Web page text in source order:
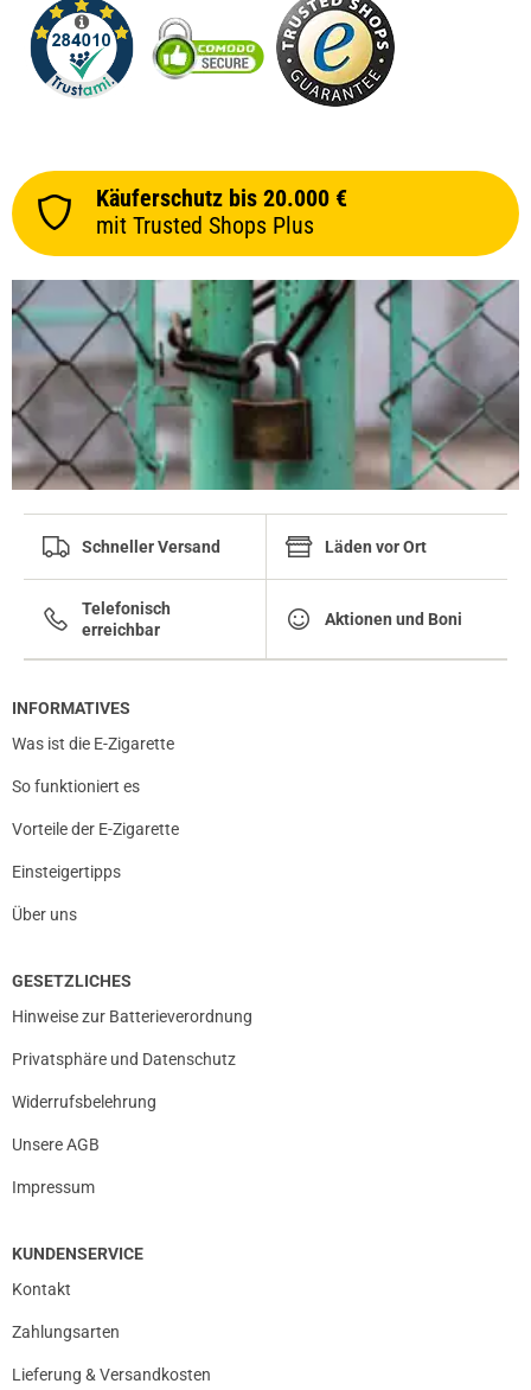
Käuferschutz bis 20.000 €
mit Trusted Shops Plus
Schneller Versand Läden vor Ort
Telefonisch
erreichbar
Aktionen und Boni
INFORMATIVES
Was ist die E-Zigarette
So funktioniert es
Vorteile der E-Zigarette
Einsteigertipps
Über uns
GESETZLICHES
Hinweise zur Batterieverordnung
Privatsphäre und Datenschutz
Widerrufsbelehrung
Unsere AGB
Impressum
KUNDENSERVICE
Kontakt
Zahlungsarten
Lieferung & Versandkosten